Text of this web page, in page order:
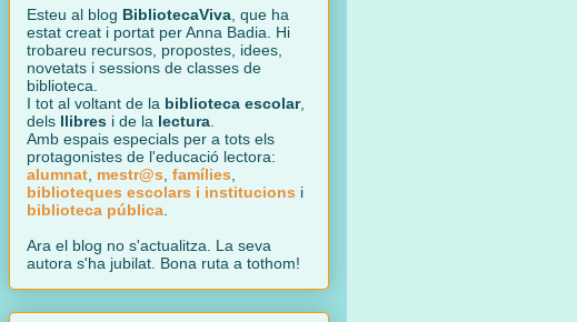
Esteu al blog BibliotecaViva , que ha
estat creat i portat perAnna Badia Hi
trobareu recursos, propostes, idees,
novetats i sessions de classes de
biblioteca.
I tot al voltant de la biblioteca escolar,
dels llibres i de la lectura
Amb espais especials per a tots els
protagonistes de l'educació lectora:
alumnat mestr@s famílies
biblioteques escolars i institucions i
biblioteca pública
Ara el blog no s'actualitza. La seva
autora s'ha jubilat. Bona ruta a tothom!